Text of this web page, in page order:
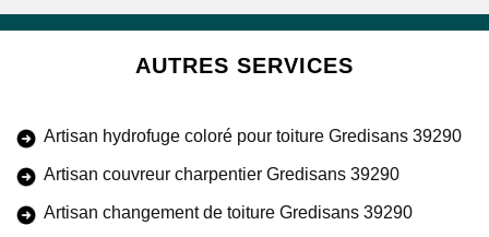
AUTRES SERVICES
Artisan hydrofuge coloré pour toiture Gredisans 39290
Artisan couvreur charpentier Gredisans 39290
Artisan changement de toiture Gredisans 39290